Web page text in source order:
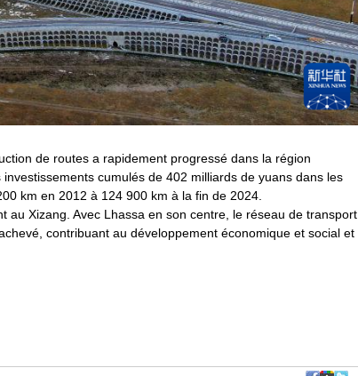
de routes a rapidement progressé dans la région
cumulés de 402 milliards de yuans dans les
km en 2012 à 124 900 km à la fin de 2024.
Xizang. Avec Lhassa en son centre, le réseau de transport
contribuant au développement économique et social et